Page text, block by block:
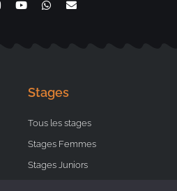
Stages
Tous les stages
Stages Femmes
Stages Juniors